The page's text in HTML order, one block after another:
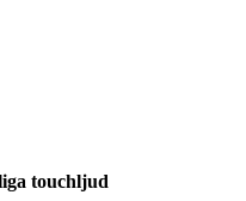
touchljud